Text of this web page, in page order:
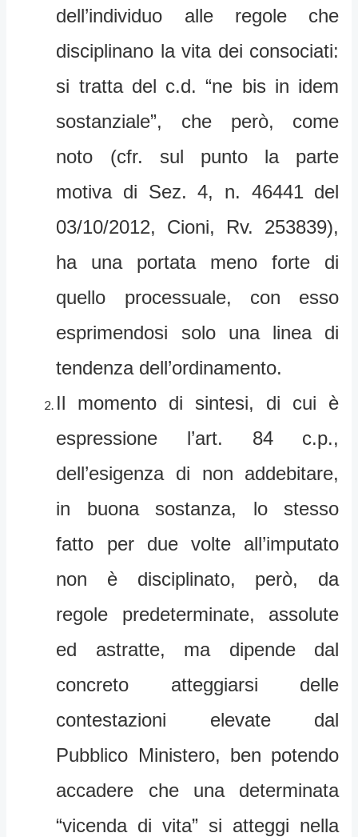
dell’individuo alle regole che
disciplinano la vita dei consociati:
si tratta del c.d. “ne bis in idem
sostanziale”, che però, come
noto (cfr. sul punto la parte
motiva di Sez. 4, n. 46441 del
03/10/2012, Cioni, Rv. 253839),
ha una portata meno forte di
quello processuale, con esso
esprimendosi solo una linea di
tendenza dell’ordinamento.
Il momento di sintesi, di cui è
espressione l’art. 84 c.p.,
dell’esigenza di non addebitare,
in buona sostanza, lo stesso
fatto per due volte all’imputato
non è disciplinato, però, da
regole predeterminate, assolute
ed astratte, ma dipende dal
concreto atteggiarsi delle
contestazioni elevate dal
Pubblico Ministero, ben potendo
accadere che una determinata
“vicenda di vita” si atteggi nella